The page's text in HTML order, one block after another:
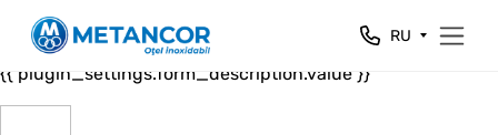
Close
{{ plugin_settings.form_header.value }}
{{ plugin_settings.form_description.value }}
RU